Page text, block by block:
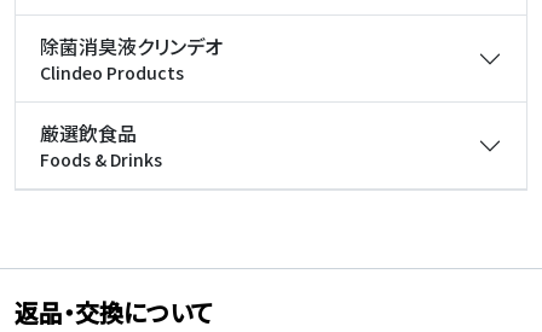
除菌消臭液クリンデオ
Clindeo Products
厳選飲食品
Foods & Drinks
返品・交換について